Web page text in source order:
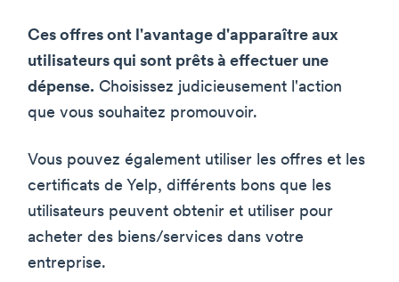
Ces offres ont l'avantage d'apparaître aux
utilisateurs qui sont prêts à effectuer une
dépense. Choisissez judicieusement l'action
que vous souhaitez promouvoir.
Vous pouvez également utiliser les offres et les
certificats de Yelp, différents bons que les
utilisateurs peuvent obtenir et utiliser pour
acheter des biens/services dans votre
entreprise.